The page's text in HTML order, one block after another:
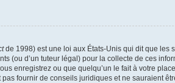
de 1998) est une loi aux États-Unis qui dit que les
(ou d’un tuteur légal) pour la collecte de ces
enregistrez ou que quelqu’un le fait à votre
fournir de conseils juridiques et ne sauraient